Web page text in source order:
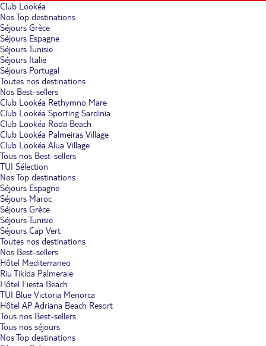
Club Lookéa
Nos Top destinations
Séjours Grèce
Séjours Espagne
Séjours Tunisie
Séjours Italie
Séjours Portugal
Toutes nos destinations
Nos Best-sellers
Club Lookéa Rethymno Mare
Club Lookéa Sporting Sardinia
Club Lookéa Roda Beach
Club Lookéa Palmeiras Village
Club Lookéa Alua Village
Tous nos Best-sellers
TUI Sélection
Nos Top destinations
Séjours Espagne
Séjours Maroc
Séjours Grèce
Séjours Tunisie
Séjours Cap Vert
Toutes nos destinations
Nos Best-sellers
Hôtel Mediterraneo
Riu Tikida Palmeraie
Hôtel Fiesta Beach
TUI Blue Victoria Menorca
Hôtel AP Adriana Beach Resort
Tous nos Best-sellers
Tous nos séjours
Nos Top destinations